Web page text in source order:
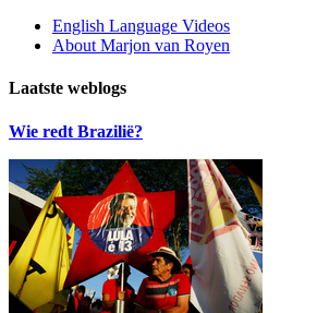
English Language Videos
About Marjon van Royen
Laatste weblogs
Wie redt Brazilië?